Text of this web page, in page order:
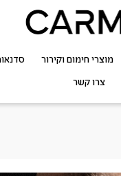
מוצרי חימום וקירור
צרו קשר